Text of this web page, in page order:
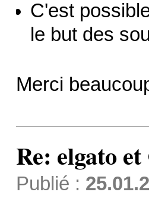
C'est
le but des
Merci
Re: elgato
Publié :